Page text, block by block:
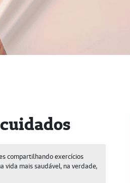
compartilhando exercícios
vida mais saudável, na verdade,